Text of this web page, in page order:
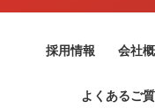
採用情報 会社
よくあるご